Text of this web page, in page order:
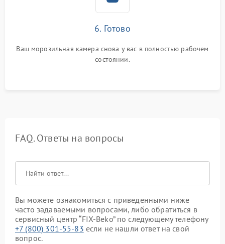
6. Готово
Ваш морозильная камера снова у вас в полностью рабочем
состоянии.
FAQ. Ответы на вопросы
Вы можете ознакомиться с приведенными ниже
часто задаваемыми вопросами, либо обратиться в
сервисный центр “FIX-Beko” по следующему телефону
+7 (800) 301-55-83 если не нашли ответ на свой
вопрос.